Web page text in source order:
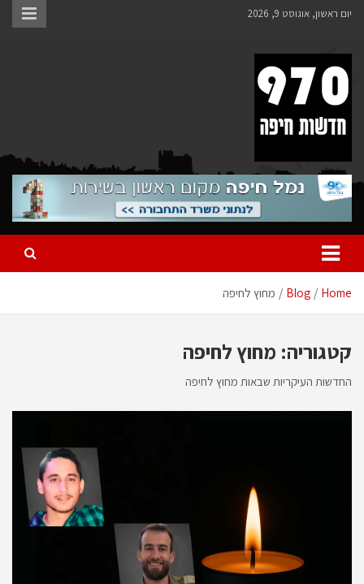
Skipיום ראשון, אוגוסט 9, 2026
970 חדשות חיפה
970 חדשות חיפה
Home
Blog מחוץ לחיפה
קטגוריה: מחוץ לחיפה
החדשות העיקריות שבאות מחוץ לחיפה